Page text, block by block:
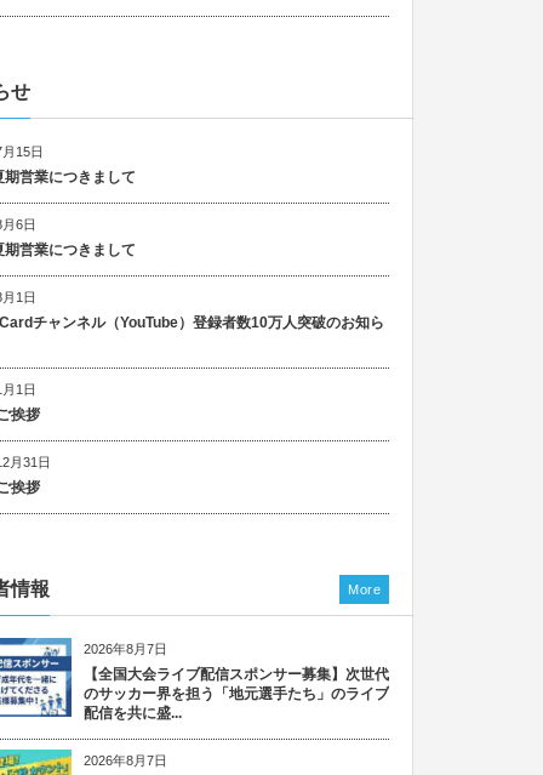
せ
15日
期営業につきまして
6日
期営業につきまして
1日
チャンネル（YouTube）登録者数10万人突破のお知ら
1日
挨拶
月31日
挨拶
情報
2026年8月7日
【全国大会ライブ配信スポンサー募集】次世代
のサッカー界を担う「地元選手たち」のライブ
配信を共に盛...
2026年8月7日
More